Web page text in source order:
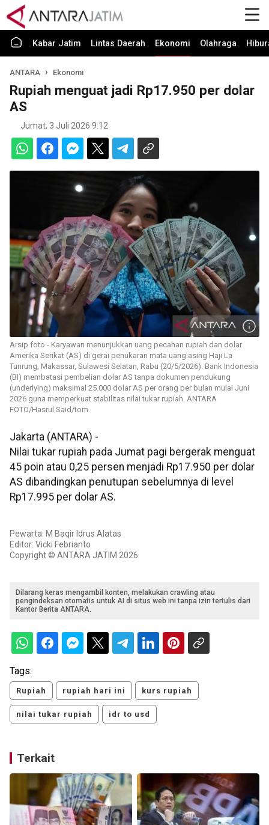
Kabar Jatim Lintas Daerah Ekonomi Olahraga
ANTARA Ekonomi
Rupiah menguat jadi Rp17.950 per dolar
AS
Jumat, 3 Juli 2026 9:12
Arsip foto - Karyawan menunjukkan uang pecahan rupiah dan dolar
Amerika Serikat (AS) di gerai penukaran mata uang asing Haji La
Tunrung, Makassar, Sulawesi Selatan, Rabu (20/5/2026). Bank Indonesia
(BI) membatasi pembelian dolar AS tanpa dokumen pendukung
(underlying) maksimal 25.000 dolar AS per orang per bulan mulai Juni
2026 guna memperkuat stabilitas nilai tukar rupiah. ANTARA
FOTO/Hasrul Said/tom.
Jakarta (ANTARA) -
Nilai tukar rupiah pada Jumat pagi bergerak menguat
45 poin atau 0,25 persen menjadi Rp17.950 per dolar
AS dibandingkan penutupan sebelumnya di level
Rp17.995 per dolar AS.
Pewarta: M Baqir Idrus Alatas
Editor: Vicki Febrianto
Copyright © ANTARA JATIM 2026
Dilarang keras mengambil konten, melakukan crawling atau
pengindeksan otomatis untuk AI di situs web ini tanpa izin tertulis dari
Kantor Berita ANTARA.
Tags:
Rupiah rupiah hari ini kurs rupiah
nilai tukar rupiah idr to usd
Terkait